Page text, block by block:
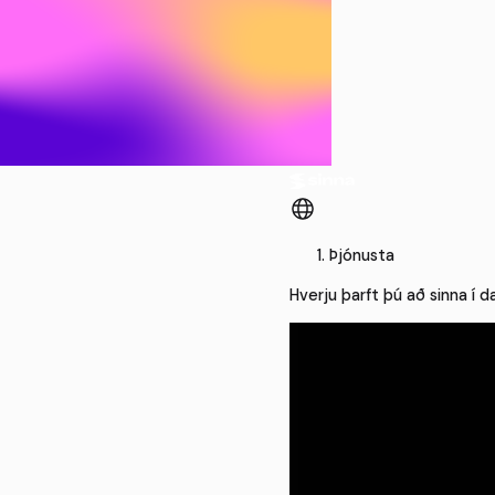
Þjónusta
Hverju þarft þú að sinna í